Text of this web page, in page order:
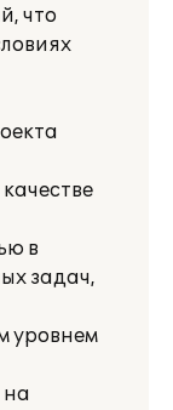
что
в
задач,
уровнем